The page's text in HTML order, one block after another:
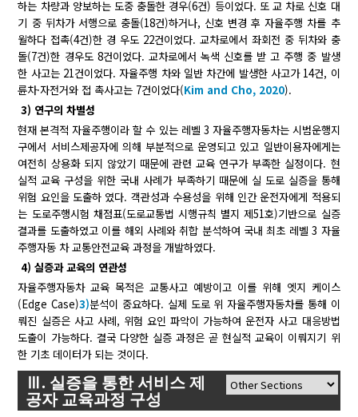
하는 차량과 양보하는 도중 충돌한 경우(6건) 등이었다. 또 교 차로 신호 대
기 중 뒤차가 서행으로 충돌(18건)하거나, 신호 변경 후 자율주행 차를 추
월하다 접촉(4건)한 경 우도 22건이었다. 교차로에서 좌회전 중 뒤차와 충
돌(7건)한 경우도 8건이었다. 교차로에서 녹색 신호를 받 고 주행 중 발생
한 사고는 21건이었다. 자율주행 차와 일반 차간에 발생한 사고가 14건, 이
륜차·자전거와 접 촉사고는 7건이었다(Kim and Cho, 2020).
3) 연구의 차별성
현재 본격적 자율주행이라 할 수 있는 레벨 3 자율주행자동차는 시범운행지
구에서 서비스제공자에 의해 부분적으로 운영되고 있고 일반이용자에게는
여전히 상용화 되지 않았기 때문에 관련 교육 연구가 부족한 실정이다. 현
실적 교육 구성을 위한 국내 사례가 부족하기 때문에 실 도로 실증을 통해
위험 요인을 도출하 였다. 객관성과 수용성을 위해 인간 운전자에게 적용되
는 도로주행시험 채점표(도로교통법 시행규칙 별지 제51호)기반으로 실증
결과를 도출하였고 이를 해외 사례와 취합 분석하여 국내 최초 레벨 3 자율
주행자동 차 교통안전교육 과정을 개발하였다.
4) 실증과 교육의 연관성
자율주행자동차 교육 목적은 교통사고 예방이고 이를 위해 엣지 케이스
(Edge Case)3)분석이 중요하다. 실제 도로 위 자율주행자동차를 통해 이
뤄진 실증은 사고 사례, 위험 요인 파악이 가능하여 운전자 사고 대응방법
도출이 가능하다. 결국 다양한 실증 과정은 곧 현실적 교육이 이뤄지기 위
한 기초 데이터가 되는 것이다.
Ⅲ. 실증을 통한 서비스 제
공자 교육과정 구성